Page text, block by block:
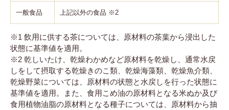
一般食品 上記以外の食品 ※2
※1 飲用に供する茶については、原材料の茶葉から浸出した
状態に基準値を適用。
※2 乾しいたけ、乾燥わかめなど原材料を乾燥し、通常水戻
しをして摂取する乾燥きのこ類、乾燥海藻類、乾燥魚介類、
乾燥野菜については、原材料の状態と水戻しを行った状態に
基準値を適用。また、食用こめ油の原材料となる米ぬか及び
食用植物油脂の原材料となる種子については、原材料から抽